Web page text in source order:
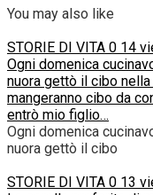
You may also like
STORIE DI VITA 0 14
Ogni domenica
nuora gettò il cibo
mangeranno cibo da
entrò mio figlio…
Ogni domenica
nuora gettò il cibo
STORIE DI VITA 0 13